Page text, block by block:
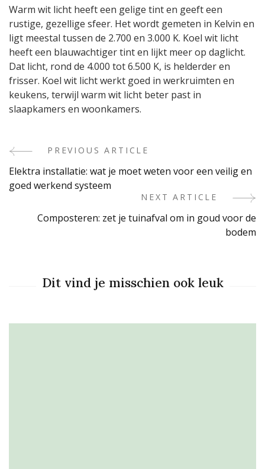
Warm wit licht heeft een gelige tint en geeft een
rustige, gezellige sfeer. Het wordt gemeten in Kelvin en
ligt meestal tussen de 2.700 en 3.000 K. Koel wit licht
heeft een blauwachtiger tint en lijkt meer op daglicht.
Dat licht, rond de 4.000 tot 6.500 K, is helderder en
frisser. Koel wit licht werkt goed in werkruimten en
keukens, terwijl warm wit licht beter past in
slaapkamers en woonkamers.
Post
Navigation
PREVIOUS ARTICLE
Elektra installatie: wat je moet weten voor een veilig en
goed werkend systeem
NEXT ARTICLE
Composteren: zet je tuinafval om in goud voor de
bodem
Dit vind je misschien ook leuk